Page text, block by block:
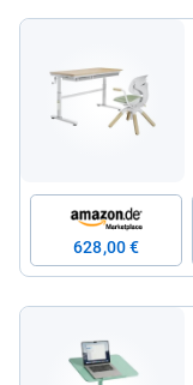
628,00 €